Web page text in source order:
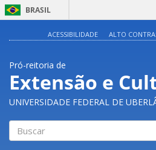
BRASIL
ACESSIBILIDADE ALTO
Pró-reitoria de
Extensão e
UNIVERSIDADE FEDERAL DE